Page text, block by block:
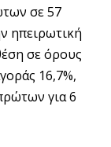
σε 57
ηπειρωτική
σε όρους
16,7%,
για 6